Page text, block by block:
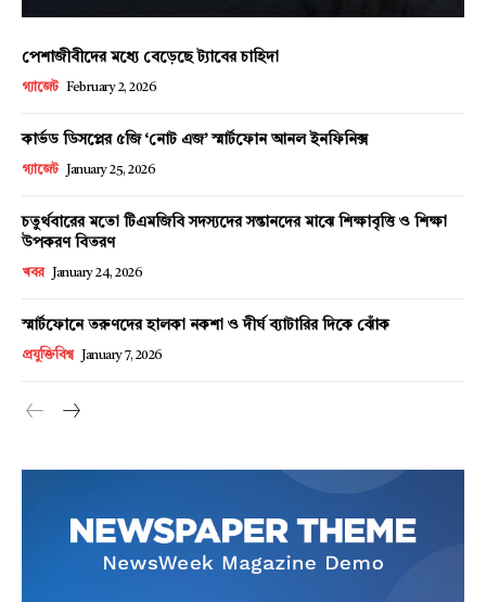
Company
Contact us
Subscription Plans
পেশাজীবীদের মধ্যে বেড়েছে ট্যাবের চাহিদা
গ্যাজেট February 2, 2026
কার্ভড ডিসপ্লের ৫জি ‘নোট এজ’ স্মার্টফোন আনল ইনফিনিক্স
গ্যাজেট January 25, 2026
চতুর্থবারের মতো টিএমজিবি সদস্যদের সন্তানদের মাঝে শিক্ষাবৃত্তি ও শিক্ষা
উপকরণ বিতরণ
খবর January 24, 2026
স্মার্টফোনে তরুণদের হালকা নকশা ও দীর্ঘ ব্যাটারির দিকে ঝোঁক
প্রযুক্তিবিশ্ব January 7, 2026